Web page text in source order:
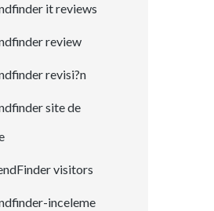
it reviews
review
revisi?n
site de
visitors
inceleme